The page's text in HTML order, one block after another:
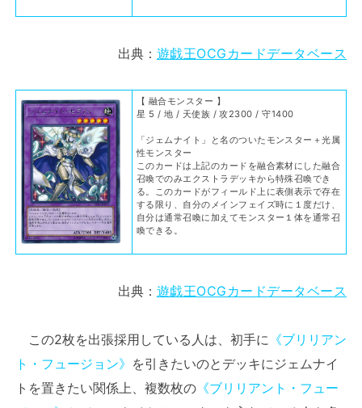
出典： 遊戯王OCGカードデータベース
【 融合モンスター 】
星 5 / 地 / 天使族 / 攻2300 / 守1400
「ジェムナイト」と名のついたモンスター＋光属
性モンスター
このカードは上記のカードを融合素材にした融合
召喚でのみエクストラデッキから特殊召喚でき
る。このカードがフィールド上に表側表示で存在
する限り、自分のメインフェイズ時に１度だけ、
自分は通常召喚に加えてモンスター１体を通常召
喚できる。
出典： 遊戯王OCGカードデータベース
この2枚を出張採用している人は、初手に 《ブリリアン
ト・フュージョン》 を引きたいのとデッキにジェムナイ
トを置きたい関係上、複数枚の 《ブリリアント・フュー